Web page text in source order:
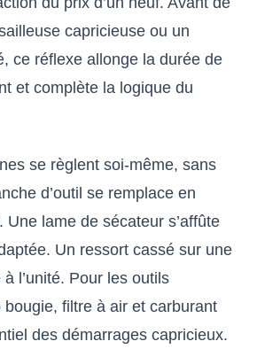
capricieuse ou un
ce réflexe allonge la durée de
et complète la logique du
se règlent soi-même, sans
d’outil se remplace en
lame de sécateur s’affûte
Un ressort cassé sur une
l’unité. Pour les outils
filtre à air et carburant
des démarrages capricieux.